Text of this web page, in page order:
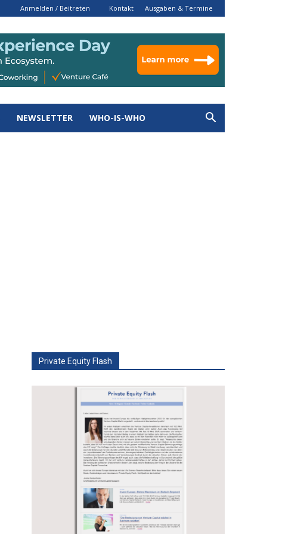
Anmelden / Beitreten Kontakt Ausgaben & Termine
NEWSLETTER WHO-IS-WHO
Private Equity Flash